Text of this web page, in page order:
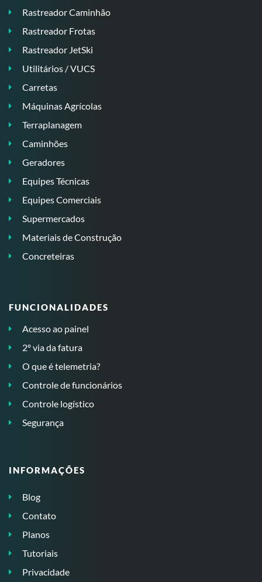
Rastreador Caminhão
Rastreador Frotas
Rastreador JetSki
Utilitários / VUCS
Carretas
Máquinas Agrícolas
Terraplanagem
Caminhões
Geradores
Equipes Técnicas
Equipes Comerciais
Supermercados
Materiais de Construção
Concreteiras
FUNCIONALIDADES
Acesso ao painel
2º via da fatura
O que é telemetria?
Controle de funcionários
Controle logístico
Segurança
INFORMAÇÕES
Blog
Contato
Planos
Tutoriais
Privacidade